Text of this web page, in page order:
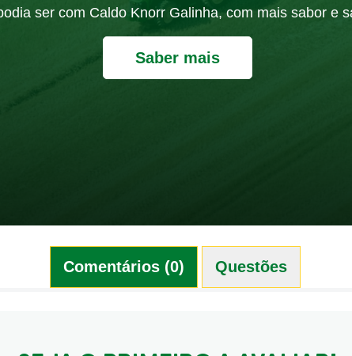
ser com Caldo Knorr Galinha, com mais sabor e
Saber mais
Comentários (0) Questões (0)